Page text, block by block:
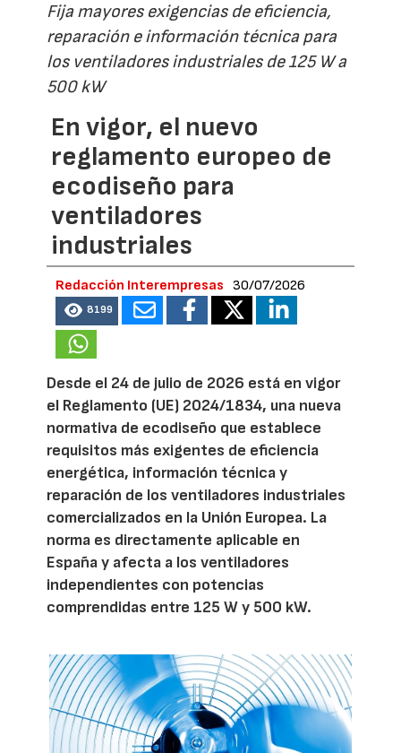
Fija mayores exigencias de eficiencia,
reparación e información técnica para
los ventiladores industriales de 125 W a
500 kW
En vigor, el nuevo
reglamento europeo de
ecodiseño para
ventiladores
industriales
Redacción Interempresas 30/07/2026
8199
Desde el 24 de julio de 2026 está en vigor
el Reglamento (UE) 2024/1834, una nueva
normativa de ecodiseño que establece
requisitos más exigentes de eficiencia
energética, información técnica y
reparación de los ventiladores industriales
comercializados en la Unión Europea. La
norma es directamente aplicable en
España y afecta a los ventiladores
independientes con potencias
comprendidas entre 125 W y 500 kW.